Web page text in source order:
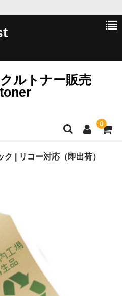
ルトナー販売
0
ク | リコー対応（即出荷）